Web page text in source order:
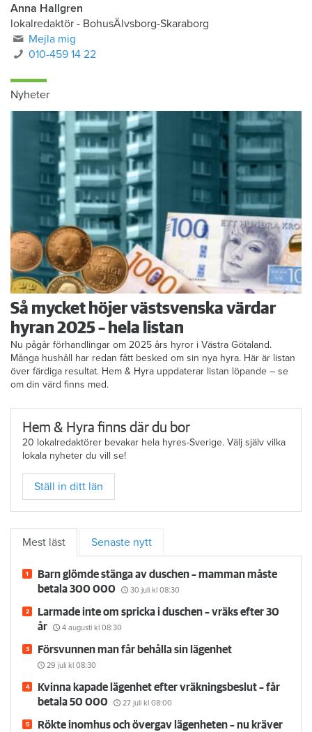
Anna Hallgren
lokalredaktör - BohusÄlvsborg-Skaraborg
Mejla mig
010-459 14 22
Nyheter
Så mycket höjer västsvenska värdar
hyran 2025 – hela listan
Nu pågår förhandlingar om 2025 års hyror i Västra Götaland.
Många hushåll har redan fått besked om sin nya hyra. Här är listan
över färdiga resultat. Hem & Hyra uppdaterar listan löpande – se
om din värd finns med.
Hem & Hyra finns där du bor
20 lokalredaktörer bevakar hela hyres-Sverige. Välj själv vilka
lokala nyheter du vill se!
Ställ in ditt län
Mest läst Senaste nytt
Barn glömde stänga av duschen – mamman måste
betala 300 000
30 juli kl 08:30
Larmade inte om spricka i duschen – vräks efter 30
år
4 augusti kl 08:30
Försvunnen man får behålla sin lägenhet
29 juli kl 08:30
Kvinna kapade lägenhet efter vräkningsbeslut – får
betala 50 000
27 juli kl 08:00
Rökte inomhus och övergav lägenheten – nu kräver